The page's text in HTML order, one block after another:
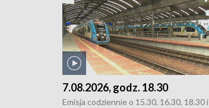
7.08.2026, godz. 18.30
Emisja codziennie o 15.30, 16.30, 18.30 i